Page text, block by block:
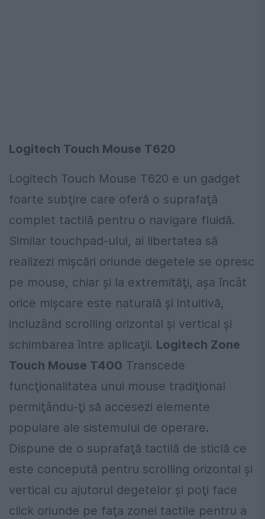
Logitech Touch Mouse T620
Logitech Touch Mouse T620 e un gadget
foarte subţire care oferă o suprafaţă
complet tactilă pentru o navigare fluidă.
Similar touchpad-ului, ai libertatea să
realizezi mişcări oriunde degetele se opresc
pe mouse, chiar şi la extremităţi, aşa încât
orice mişcare este naturală şi intuitivă,
incluzând scrolling orizontal şi vertical şi
schimbarea între aplicaţii. Logitech Zone
Touch Mouse T400 Transcede
funcţionalitatea unui mouse tradiţional
permiţându-ţi să accesezi elemente
populare ale sistemului de operare.
Dispune de o suprafaţă tactilă de sticlă ce
este concepută pentru scrolling orizontal şi
vertical cu ajutorul degetelor şi poţi face
click oriunde pe faţa zonei tactile pentru a